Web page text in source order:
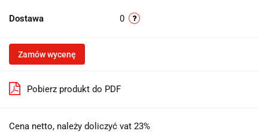
Dostawa 0
Zamów wycenę
Pobierz produkt do PDF
Cena netto, należy doliczyć vat 23%